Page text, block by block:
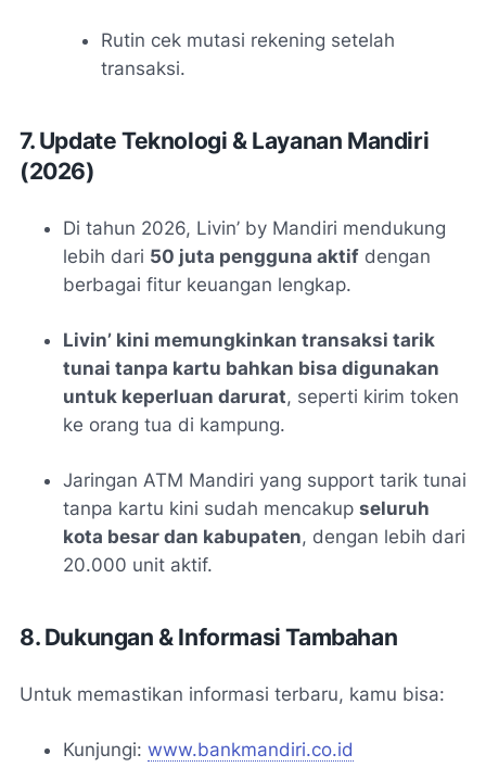
Rutin cek mutasi rekening setelah
transaksi.
7. Update Teknologi & Layanan Mandiri
(2026)
Di tahun 2026, Livin’ by Mandiri mendukung
lebih dari 50 juta pengguna aktif dengan
berbagai fitur keuangan lengkap.
Livin’ kini memungkinkan transaksi tarik
tunai tanpa kartu bahkan bisa digunakan
untuk keperluan darurat, seperti kirim token
ke orang tua di kampung.
Jaringan ATM Mandiri yang support tarik tunai
tanpa kartu kini sudah mencakup seluruh
kota besar dan kabupaten, dengan lebih dari
20.000 unit aktif.
8. Dukungan & Informasi Tambahan
Untuk memastikan informasi terbaru, kamu bisa:
Kunjungi: www.bankmandiri.co.id